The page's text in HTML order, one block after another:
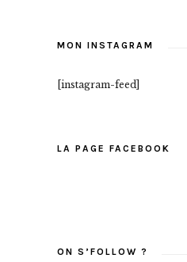
MON INSTAGRAM
[instagram-feed]
LA PAGE FACEBOOK
ON S’FOLLOW ?